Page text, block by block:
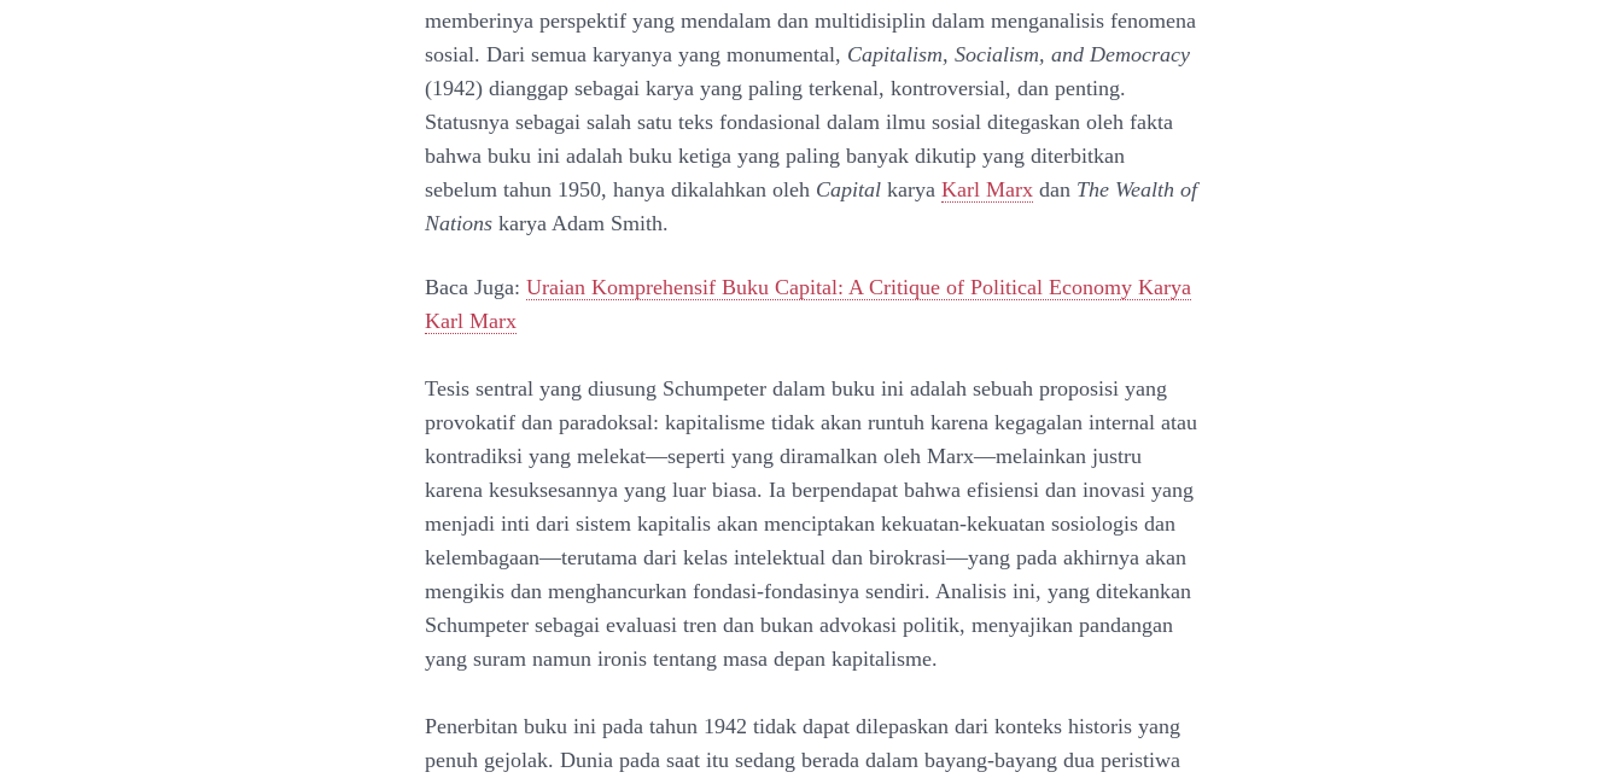
memberinya perspektif yang mendalam dan multidisiplin dalam menganalisis fenomena
sosial. Dari semua karyanya yang monumental, Capitalism, Socialism, and Democracy
(1942) dianggap sebagai karya yang paling terkenal, kontroversial, dan penting.
Statusnya sebagai salah satu teks fondasional dalam ilmu sosial ditegaskan oleh fakta
bahwa buku ini adalah buku ketiga yang paling banyak dikutip yang diterbitkan
sebelum tahun 1950, hanya dikalahkan oleh Capital karya Karl Marx dan The Wealth of
Nations karya Adam Smith.
Baca Juga: Uraian Komprehensif Buku Capital: A Critique of Political Economy Karya
Karl Marx
Tesis sentral yang diusung Schumpeter dalam buku ini adalah sebuah proposisi yang
provokatif dan paradoksal: kapitalisme tidak akan runtuh karena kegagalan internal atau
kontradiksi yang melekat—seperti yang diramalkan oleh Marx—melainkan justru
karena kesuksesannya yang luar biasa. Ia berpendapat bahwa efisiensi dan inovasi yang
menjadi inti dari sistem kapitalis akan menciptakan kekuatan-kekuatan sosiologis dan
kelembagaan—terutama dari kelas intelektual dan birokrasi—yang pada akhirnya akan
mengikis dan menghancurkan fondasi-fondasinya sendiri. Analisis ini, yang ditekankan
Schumpeter sebagai evaluasi tren dan bukan advokasi politik, menyajikan pandangan
yang suram namun ironis tentang masa depan kapitalisme.
Penerbitan buku ini pada tahun 1942 tidak dapat dilepaskan dari konteks historis yang
penuh gejolak. Dunia pada saat itu sedang berada dalam bayang-bayang dua peristiwa